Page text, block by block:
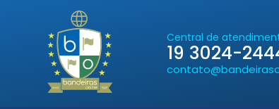
Central de
19 3024-